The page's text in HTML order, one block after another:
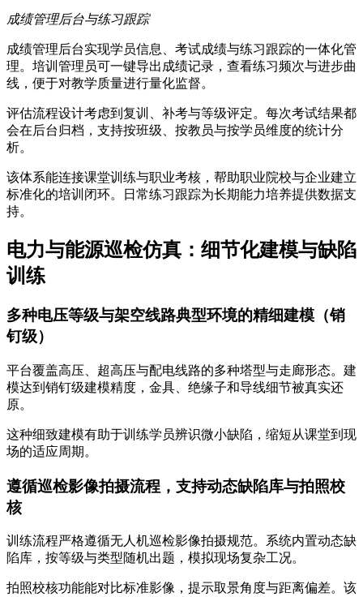
成绩管理后台与练习跟踪
成绩管理后台实现学员信息、考试成绩与练习跟踪的一体化管
理。培训管理员可一键导出成绩记录，查看练习频次与进步曲
线，便于对教学质量进行量化监督。
评估流程设计考虑到复训、补考与等级评定。每次考试结果都
会在后台归档，支持按班级、按教员与按学员维度的统计分
析。
该体系能连接课堂训练与职业考核，帮助职业院校与企业建立
标准化的培训闭环。日常练习跟踪为长期能力培养提供数据支
持。
电力与能源巡检仿真：细节化建模与缺陷
训练
多种电压等级与架空线路典型环境的精细建模（销
钉级）
平台覆盖高压、超高压与配电线路的多种塔型与走廊形态。建
模达到销钉级建模精度，金具、绝缘子和导线细节被真实还
原。
这种细致建模有助于训练学员辨识微小缺陷，缩短从课堂到现
场的适应周期。
遵循巡检影像拍摄流程，支持动态缺陷库与拍照校
核
训练流程严格遵循无人机巡检影像拍摄规范。系统内置动态缺
陷库，按等级与类型随机出题，模拟现场复杂工况。
拍照校核功能能对比标准影像，提示取景角度与距离偏差。该